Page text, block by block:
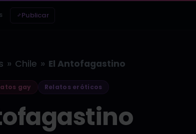
Publicar
» Chile » El Antofagastino
gay Relatos eróticos